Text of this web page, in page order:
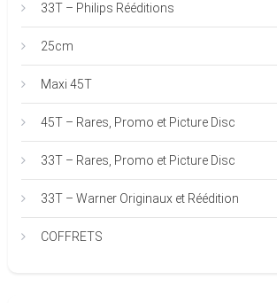
33T – Philips Rééditions
25cm
Maxi 45T
45T – Rares, Promo et Picture Disc
33T – Rares, Promo et Picture Disc
33T – Warner Originaux et Réédition
COFFRETS